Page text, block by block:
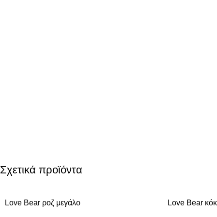
Σχετικά προϊόντα
Love Bear ροζ μεγάλο Love Bear